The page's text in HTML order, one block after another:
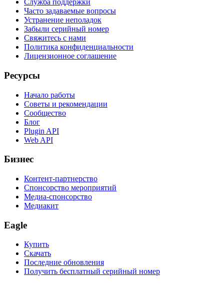
Служба поддержки
Часто задаваемые вопросы
Устранение неполадок
Забыли серийный номер
Свяжитесь с нами
Политика конфиденциальности
Лицензионное соглашение
Ресурсы
Начало работы
Советы и рекомендации
Сообщество
Блог
Plugin API
Web API
Бизнес
Контент-партнерство
Спонсорство мероприятий
Медиа-спонсорство
Медиакит
Eagle
Купить
Скачать
Последние обновления
Получить бесплатный серийный номер